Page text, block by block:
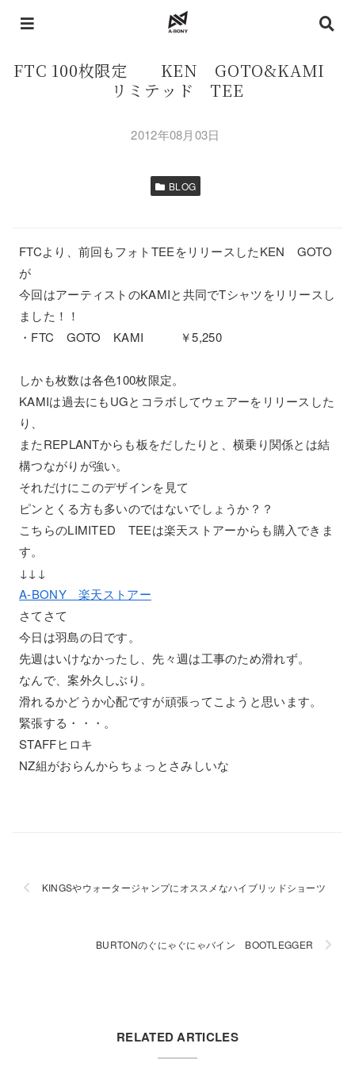
FTC 100枚限定 KEN GOTO&KAMI
リミテッド TEE
2012年08月03日
BLOG
FTCより、前回もフォトTEEをリリースしたKEN GOTO
が
今回はアーティストのKAMIと共同でTシャツをリリースし
ました！！
・FTC GOTO KAMI ￥5,250
しかも枚数は各色100枚限定。
KAMIは過去にもUGとコラボしてウェアーをリリースした
り、
またREPLANTからも板をだしたりと、横乗り関係とは結
構つながりが強い。
それだけにこのデザインを見て
ピンとくる方も多いのではないでしょうか？？
こちらのLIMITED TEEは楽天ストアーからも購入できま
す。
↓↓↓
A-BONY 楽天ストアー
さてさて
今日は羽島の日です。
先週はいけなかったし、先々週は工事のため滑れず。
なんで、案外久しぶり。
滑れるかどうか心配ですが頑張ってこようと思います。
緊張する・・・。
STAFFヒロキ
NZ組がおらんからちょっとさみしいな
KINGSやウォータージャンプにオススメなハイブリッドショーツ
BURTONのぐにゃぐにゃバイン BOOTLEGGER
RELATED ARTICLES